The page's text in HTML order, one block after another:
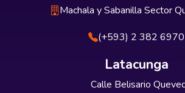
Machala y Sabanilla Sector
(+593) 2 382 6970
Latacunga
Calle Belisario